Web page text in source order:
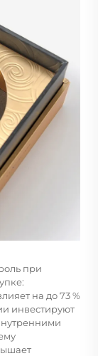
при
на до 73 %
инвестируют